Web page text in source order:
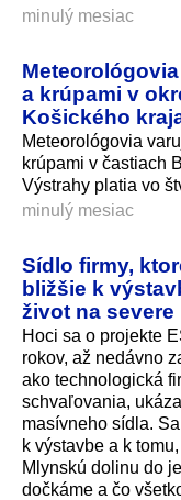
minulý mesiac
a krúpami v
Košického
Meteorológovia
krúpami v častiach
Výstrahy platia vo
minulý mesiac
Sídlo firmy,
bližšie k
život na
Hoci sa o projekte
rokov, až nedávno
ako technologická
schvaľovania,
masívneho sídla.
k výstavbe a k
Mlynskú dolinu do
dočkáme a čo